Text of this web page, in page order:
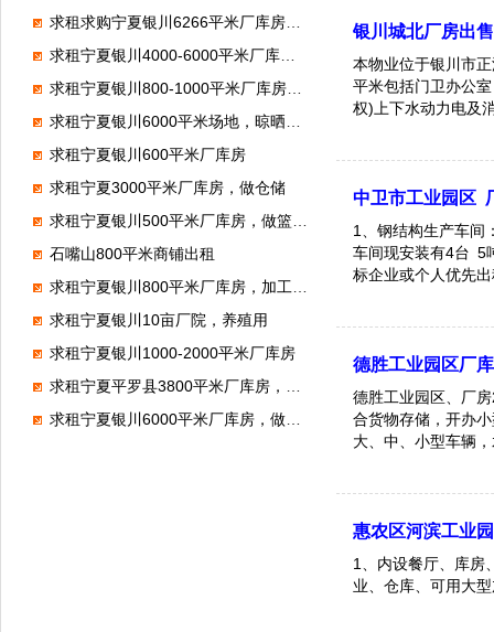
求租求购宁夏银川6266平米厂库房，做体育馆
求租宁夏银川4000-6000平米厂库房，做混泥土制品
求租宁夏银川800-1000平米厂库房，做化工离心泵维修
求租宁夏银川6000平米场地，晾晒饲料
求租宁夏银川600平米厂库房
求租宁夏3000平米厂库房，做仓储
求租宁夏银川500平米厂库房，做篮球馆
石嘴山800平米商铺出租
求租宁夏银川800平米厂库房，加工豆腐
求租宁夏银川10亩厂院，养殖用
求租宁夏银川1000-2000平米厂库房
求租宁夏平罗县3800平米厂库房，做仓储
求租宁夏银川6000平米厂库房，做钢结构
银川城北厂房出
本物业位于银川市
平米包括门卫办公
权)上下水动力电及
中卫市工业园区
1、钢结构生产车间
车间现安装有4台 5吨的行车，
标企业或个人优先出租。 4、本厂区环境整洁，交通便利。有
德胜工业园区厂
德胜工业园区、厂
合货物存储，开办
大、中、小型车辆
惠农区河滨工业
1、内设餐厅、库房
业、仓库、可用大